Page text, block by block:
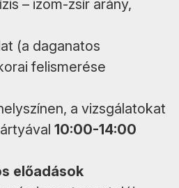
– izom-zsír arány,
(a daganatos
felismerése
a vizsgálatokat
10:00-14:00
előadások